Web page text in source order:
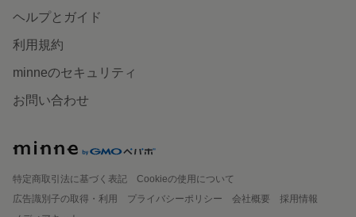
ヘルプとガイド
利用規約
minneのセキュリティ
お問い合わせ
特定商取引法に基づく表記
Cookieの使用について
広告識別子の取得・利用
プライバシーポリシー 会社概要
採用情報